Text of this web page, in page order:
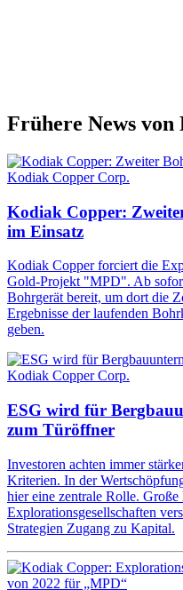
Frühere News
Kodiak Copper Corp.
Kodiak Copper:
im Einsatz
Kodiak Copper forciert die
Gold-Projekt "MPD". Ab
Bohrgerät bereit, um dort die
Ergebnisse der laufenden
geben.
Kodiak Copper Corp.
ESG wird für
zum Türöffner
Investoren achten immer
Kriterien. In der
hier eine zentrale Rolle.
Explorationsgesellschaften
Strategien Zugang zu Kapital.